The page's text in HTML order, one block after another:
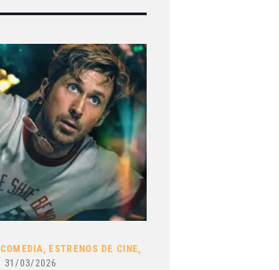
COMEDIA, ESTRENOS DE CINE,
31/03/2026